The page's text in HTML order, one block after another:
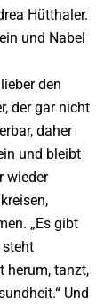
Hütthaler.
und Nabel
den
der gar nicht
daher
und bleibt
wieder
„Es gibt
steht
herum, tanzt,
Und